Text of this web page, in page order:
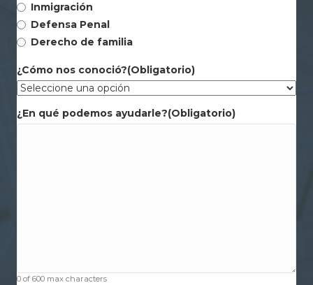
Inmigración
Defensa Penal
Derecho de familia
¿Cómo nos conoció?(Obligatorio)
¿En qué podemos ayudarle?(Obligatorio)
0 of 600 max characters